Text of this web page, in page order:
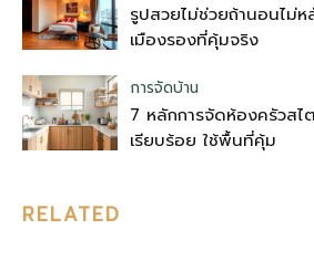
รูปสวยไม่ช่วยถ้านอนไม่ห
เมืองรองที่คุ้มจริง
การจัดบ้าน
7 หลักการจัดห้องครัวส
เรียบร้อย ใช้พื้นที่คุ้ม
RELATED